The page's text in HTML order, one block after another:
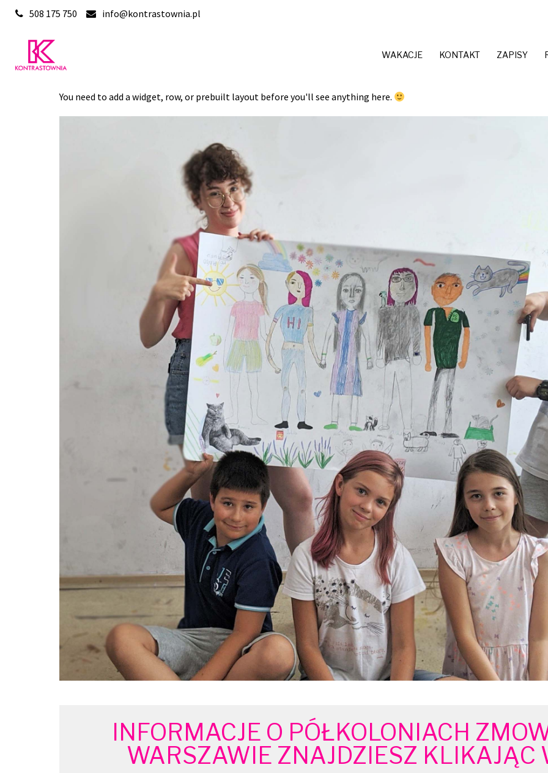
508 175 750 info@kontrastownia.pl
WAKACJE KONTAKT ZAPISY
You need to add a widget, row, or prebuilt layout before you'll see anything here.
INFORMACJE O PÓŁKOLONIACH
WARSZAWIE ZNAJDZIESZ KLIKAJĄC